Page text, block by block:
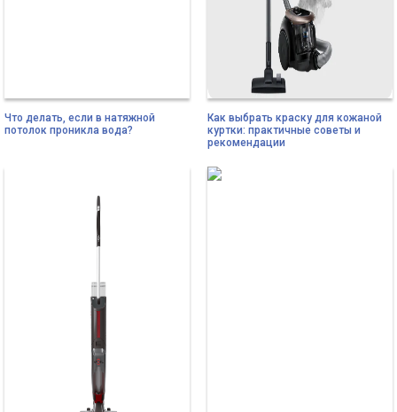
Что делать, если в натяжной
потолок проникла вода?
Как выбрать краску для кожаной
куртки: практичные советы и
рекомендации